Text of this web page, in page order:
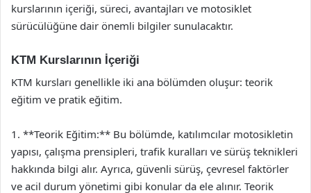
kurslarının içeriği, süreci, avantajları ve motosiklet
sürücülüğüne dair önemli bilgiler sunulacaktır.
KTM Kurslarının İçeriği
KTM kursları genellikle iki ana bölümden oluşur: teorik
eğitim ve pratik eğitim.
1. **Teorik Eğitim:** Bu bölümde, katılımcılar motosikletin
yapısı, çalışma prensipleri, trafik kuralları ve sürüş teknikleri
hakkında bilgi alır. Ayrıca, güvenli sürüş, çevresel faktörler
ve acil durum yönetimi gibi konular da ele alınır. Teorik